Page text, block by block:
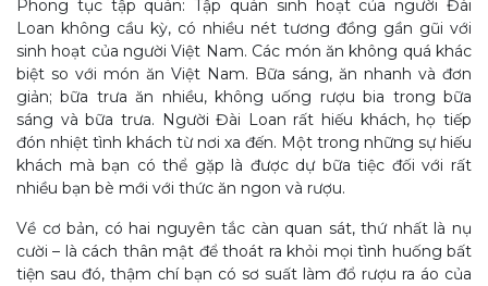
Phong tục tập quán: Tập quán sinh hoạt của người Đài
Loan không cầu kỳ, có nhiều nét tương đồng gần gũi với
sinh hoạt của người Việt Nam. Các món ăn không quá khác
biệt so với món ăn Việt Nam. Bữa sáng, ăn nhanh và đơn
giản; bữa trưa ăn nhiều, không uống rượu bia trong bữa
sáng và bữa trưa. Người Đài Loan rất hiếu khách, họ tiếp
đón nhiệt tình khách từ nơi xa đến. Một trong những sự hiếu
khách mà bạn có thể gặp là được dự bữa tiệc đối với rất
nhiều bạn bè mới với thức ăn ngon và rượu.
Về cơ bản, có hai nguyên tắc càn quan sát, thứ nhất là nụ
cười – là cách thân mật để thoát ra khỏi mọi tình huống bất
tiện sau đó, thậm chí bạn có sơ suất làm đổ rượu ra áo của